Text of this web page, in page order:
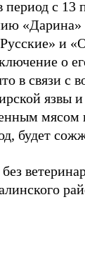
с 13
«Дарина»
и
о
в связи с
язвы
мясом
будет